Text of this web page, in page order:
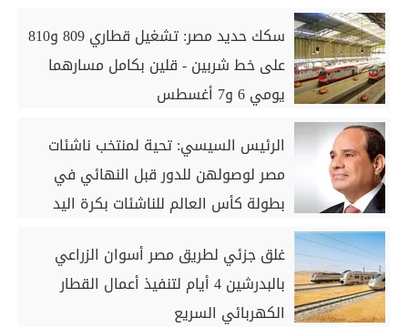
سكك حديد مصر: تشغيل قطاري 809 و810
على خط شربين - قلين بكامل مسارهما
يومي 6 و7 أغسطس
الرئيس السيسي: تحية لمنتخب ناشئات
مصر لوصولهن للدور قبل النهائي في
بطولة كأس العالم للناشئات بكرة اليد
غلق جزئي لطريق مصر أسوان الزراعي
بالبدرشين 4 أيام لتنفيذ أعمال القطار
الكهربائي السريع